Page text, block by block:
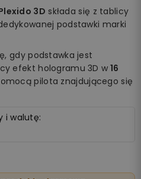
3D składa się z tablicy
podstawki marki
gdy podstawka jest
efekt hologramu 3D w 16
pilota znajdującego się
i walutę: